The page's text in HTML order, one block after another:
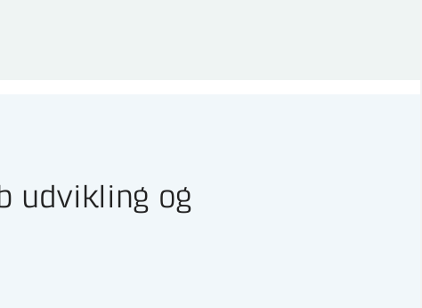
udvikling og